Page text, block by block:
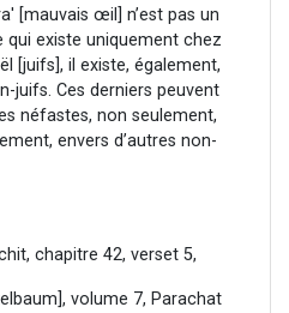
[mauvais œil] n’est pas un
qui existe uniquement chez
[juifs], il existe, également,
juifs. Ces derniers peuvent
néfastes, non seulement,
envers d’autres non-
chapitre 42, verset 5,
volume 7, Parachat